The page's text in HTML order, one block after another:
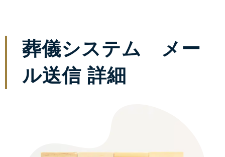
葬儀システム メー
ル送信 詳細